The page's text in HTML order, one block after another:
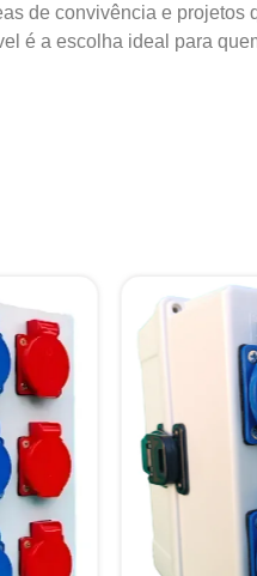
de convivência e
é a escolha ideal para